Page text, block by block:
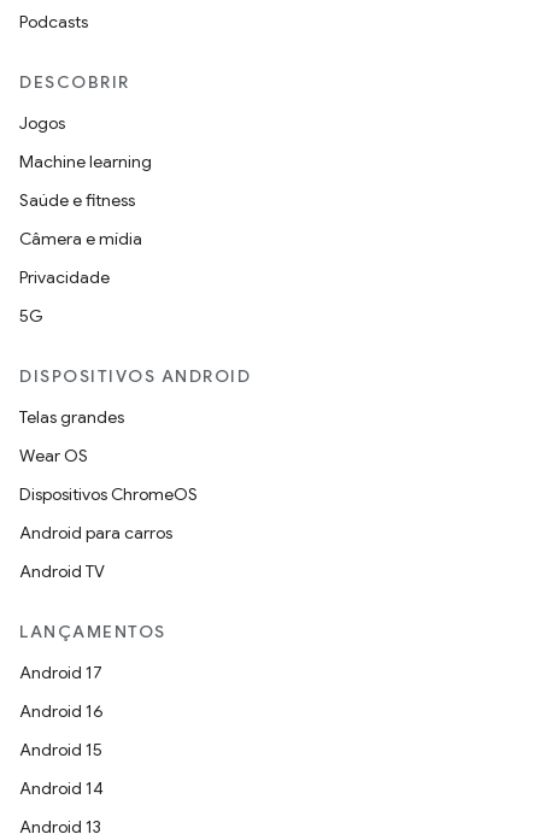
Podcasts
DESCOBRIR
Jogos
Machine learning
Saúde e fitness
Câmera e mídia
Privacidade
5G
DISPOSITIVOS ANDROID
Telas grandes
Wear OS
Dispositivos ChromeOS
Android para carros
Android TV
LANÇAMENTOS
Android 17
Android 16
Android 15
Android 14
Android 13